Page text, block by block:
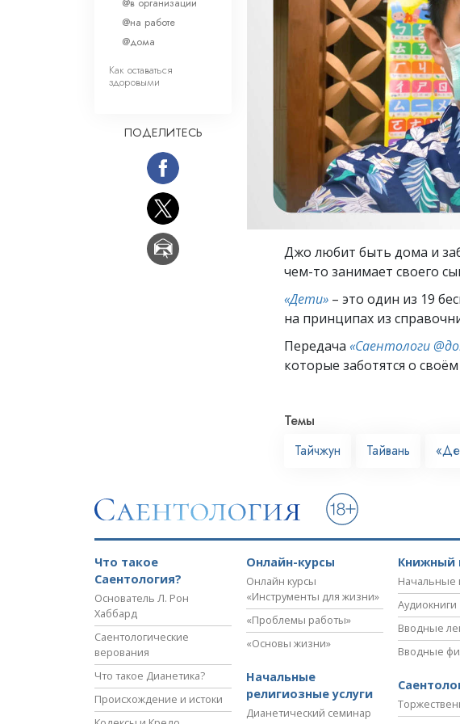
Что такое величие?
Джо любит быть дома и
чем-то занимает своего
«Дети» – это один из 19
на принципах из
Передача «Саентологи
которые заботятся о
Темы
Тайчжун
Тайвань
@на работе
@дома
Как оставаться
здоровыми
ПОДЕЛИТЕСЬ
Что такое
Саентология?
Основатель Л. Рон
Хаббард
Саентологические
верования
Что такое Дианетика?
Происхождение и истоки
Онлайн-курсы
Онлайн курсы
«Инструменты для жизни»
«Проблемы работы»
«Основы жизни»
Начальные
религиозные услуги
Дианетический семинар
Книжный
Начальные
Аудиокниги
Вводные
Вводные